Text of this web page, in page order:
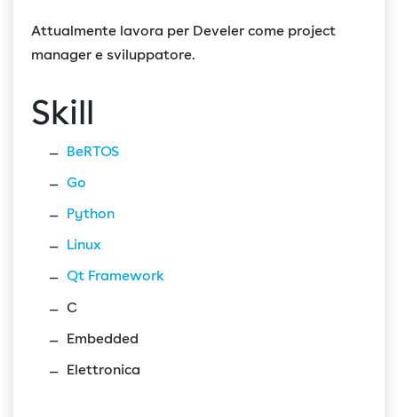
Attualmente lavora per Develer come project
manager e sviluppatore.
Skill
BeRTOS
Go
Python
Linux
Qt Framework
C
Embedded
Elettronica